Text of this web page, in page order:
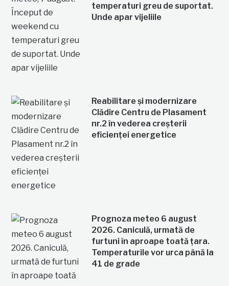
temperaturi greu de suportat.
Unde apar vijeliile
Reabilitare și modernizare
Clădire Centru de Plasament
nr.2 în vederea creșterii
eficienței energetice
Prognoza meteo 6 august
2026. Caniculă, urmată de
furtuni în aproape toată țara.
Temperaturile vor urca până la
41 de grade